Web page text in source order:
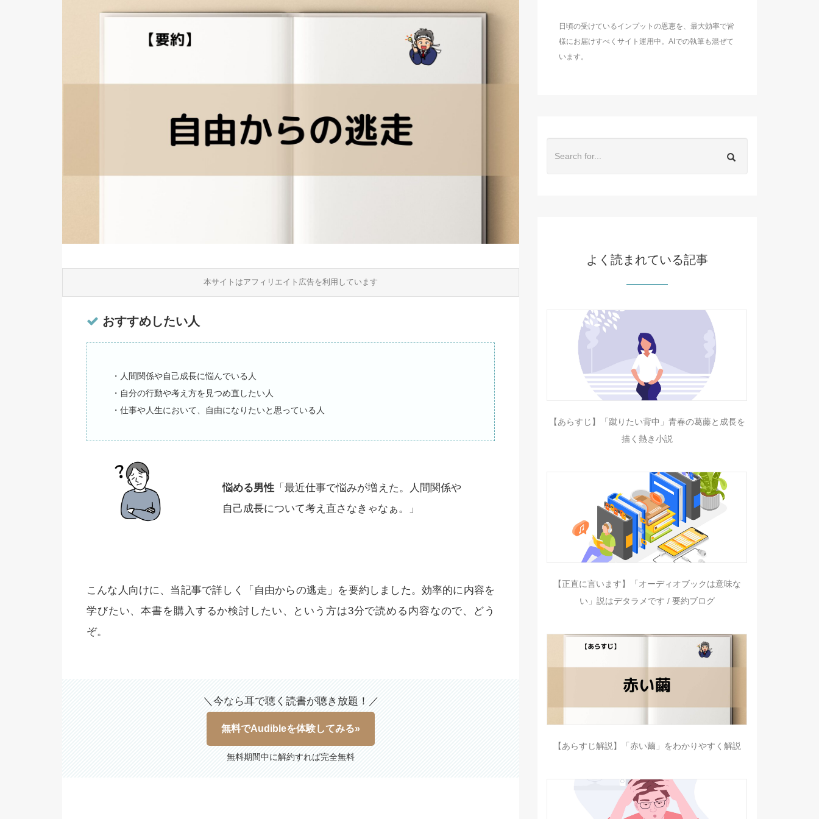
本サイトはアフィリエイト広告を利用しています
おすすめしたい人
・人間関係や自己成長に悩んでいる人
・自分の行動や考え方を見つめ直したい人
・仕事や人生において、自由になりたいと思っている人
悩める男性「最近仕事で悩みが増えた。人間関係や
自己成長について考え直さなきゃなぁ。」
こんな人向けに、当記事で詳しく「自由からの逃走」を要約しました。効率的に内容を
学びたい、本書を購入するか検討したい、という方は3分で読める内容なので、どう
ぞ。
＼今なら耳で聴く読書が聴き放題！／
無料でAudibleを体験してみる»
無料期間中に解約すれば完全無料
日頃の受けているインプットの恩恵を、最大効率で皆
様にお届けすべくサイト運用中。AIでの執筆も混ぜて
います。
よく読まれている記事
【あらすじ】「蹴りたい背中」青春の葛藤と成長を
描く熱き小説
【正直に言います】「オーディオブックは意味な
い」説はデタラメです / 要約ブログ
【あらすじ解説】「赤い繭」をわかりやすく解説